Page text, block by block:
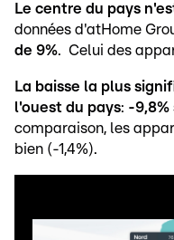
Le centre du pays
données d'atHome
de 9%. Celui des
La baisse la plus
l'ouest du pays: -9,8%
comparaison, les
bien (-1,4%).